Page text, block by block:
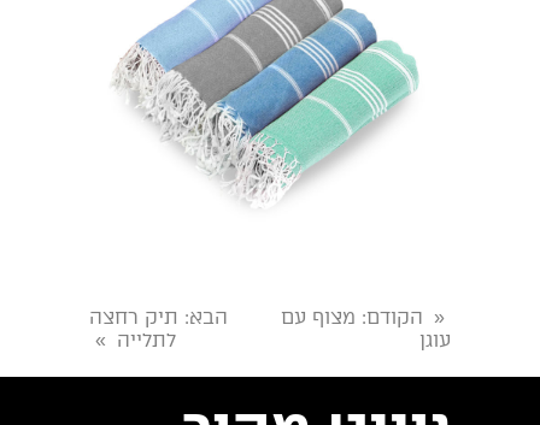
« הקודם: מצוף עם
עוגן
הבא: תיק רחצה
לתלייה
»